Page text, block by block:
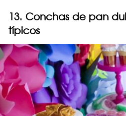
13. Conchas de pan
típicos